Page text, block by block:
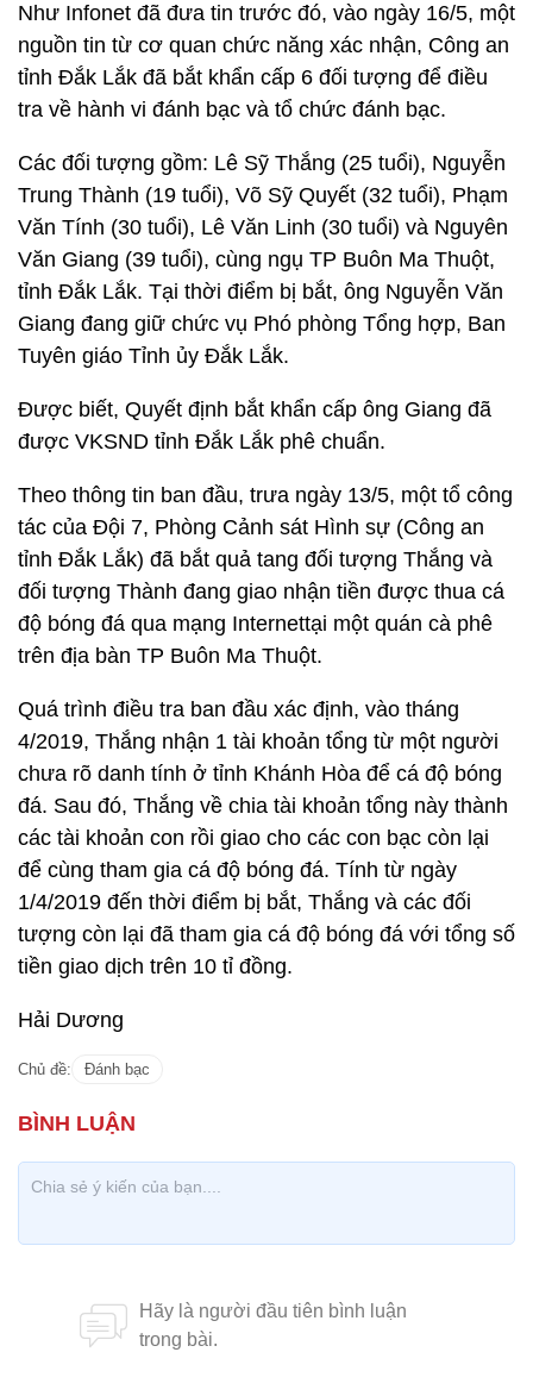
Như Infonet đã đưa tin trước đó, vào ngày 16/5, một
nguồn tin từ cơ quan chức năng xác nhận, Công an
tỉnh Đắk Lắk đã bắt khẩn cấp 6 đối tượng để điều
tra về hành vi đánh bạc và tổ chức đánh bạc.
Các đối tượng gồm: Lê Sỹ Thắng (25 tuổi), Nguyễn
Trung Thành (19 tuổi), Võ Sỹ Quyết (32 tuổi), Phạm
Văn Tính (30 tuổi), Lê Văn Linh (30 tuổi) và Nguyên
Văn Giang (39 tuổi), cùng ngụ TP Buôn Ma Thuột,
tỉnh Đắk Lắk. Tại thời điểm bị bắt, ông Nguyễn Văn
Giang đang giữ chức vụ Phó phòng Tổng hợp, Ban
Tuyên giáo Tỉnh ủy Đắk Lắk.
Được biết, Quyết định bắt khẩn cấp ông Giang đã
được VKSND tỉnh Đắk Lắk phê chuẩn.
Theo thông tin ban đầu, trưa ngày 13/5, một tổ công
tác của Đội 7, Phòng Cảnh sát Hình sự (Công an
tỉnh Đắk Lắk) đã bắt quả tang đối tượng Thắng và
đối tượng Thành đang giao nhận tiền được thua cá
độ bóng đá qua mạng Internettại một quán cà phê
trên địa bàn TP Buôn Ma Thuột.
Quá trình điều tra ban đầu xác định, vào tháng
4/2019, Thắng nhận 1 tài khoản tổng từ một người
chưa rõ danh tính ở tỉnh Khánh Hòa để cá độ bóng
đá. Sau đó, Thắng về chia tài khoản tổng này thành
các tài khoản con rồi giao cho các con bạc còn lại
để cùng tham gia cá độ bóng đá. Tính từ ngày
1/4/2019 đến thời điểm bị bắt, Thắng và các đối
tượng còn lại đã tham gia cá độ bóng đá với tổng số
tiền giao dịch trên 10 tỉ đồng.
Hải Dương
Chủ đề: Đánh bạc